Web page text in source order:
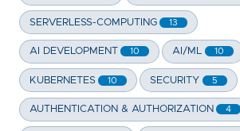
SERVERLESS-COMPUTING 13
AI DEVELOPMENT 10 AI/ML 10
KUBERNETES 10 SECURITY 5
AUTHENTICATION & AUTHORIZATION 4